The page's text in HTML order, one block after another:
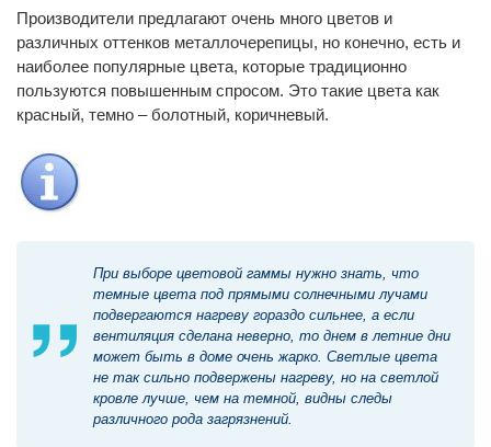
Производители предлагают очень много цветов и
различных оттенков металлочерепицы, но конечно, есть и
наиболее популярные цвета, которые традиционно
пользуются повышенным спросом. Это такие цвета как
красный, темно – болотный, коричневый.
При выборе цветовой гаммы нужно знать, что
темные цвета под прямыми солнечными лучами
подвергаются нагреву гораздо сильнее, а если
вентиляция сделана неверно, то днем в летние дни
может быть в доме очень жарко. Светлые цвета
не так сильно подвержены нагреву, но на светлой
кровле лучше, чем на темной, видны следы
различного рода загрязнений.